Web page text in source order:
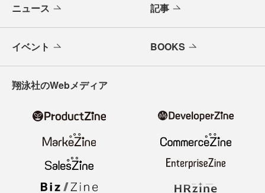
ニュース 記事
イベント BOOKS
翔泳社のWebメディア